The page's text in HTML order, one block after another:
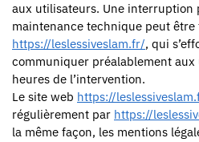
aux utilisateurs. Une interruption
maintenance technique peut
https://leslessiveslam.fr/, qui
communiquer préalablement
heures de l’intervention.
Le site web https://
régulièrement par https://
la même façon, les mentions